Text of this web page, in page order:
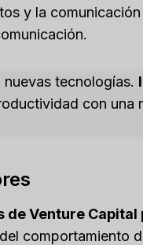
y la
tecnologías.
con una
Venture
comportamiento